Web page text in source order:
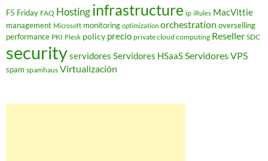
F5 Friday FAQ Hostinginfrastructure ip iRules MacVittie
management Microsoft monitoring optimization orchestration overselling
performance PKI Plesk policy precio private cloud computing Reseller SDC
securityservidores Servidores HSaaSServidores VPS
spam spamhaus Virtualización